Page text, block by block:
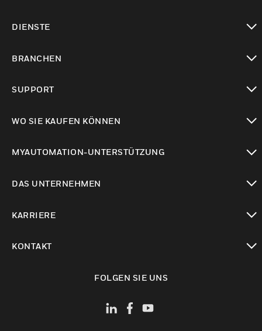
DIENSTE
BRANCHEN
SUPPORT
WO SIE KAUFEN KÖNNEN
MYAUTOMATION-UNTERSTÜTZUNG
DAS UNTERNEHMEN
KARRIERE
KONTAKT
FOLGEN SIE UNS